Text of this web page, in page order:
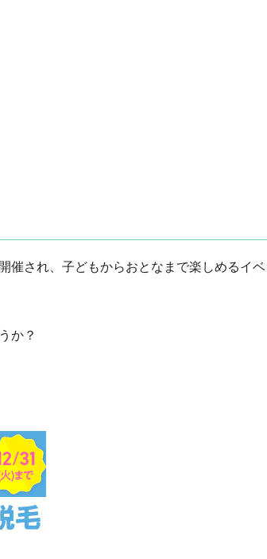
催され、子どもからおとなまで楽しめるイベ
か？